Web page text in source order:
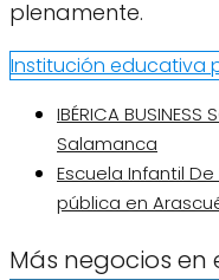
plenamente.
Institución educativa
IBÉRICA
Salamanca
Escuela Infantil
pública en
Más negocios